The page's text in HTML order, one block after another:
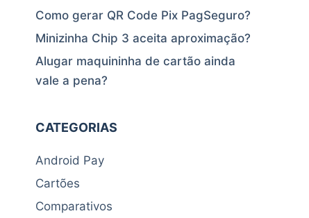
Como gerar QR Code Pix PagSeguro?
Minizinha Chip 3 aceita aproximação?
Alugar maquininha de cartão ainda
vale a pena?
CATEGORIAS
Android Pay
Cartões
Comparativos